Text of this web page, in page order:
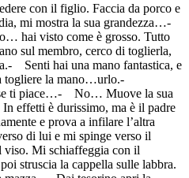
con il figlio. Faccia da porco e
mi mostra la sua grandezza…-
hai visto come è grosso. Tutto
sul membro, cerco di toglierla,
Senti hai una mano fantastica, e
togliere la mano…urlo.-
ti piace…- No… Muove la sua
effetti è durissimo, ma è il padre
e prova a infilare l’altra
di lui e mi spinge verso il
viso. Mi schiaffeggia con il
struscia la cappella sulle labbra.